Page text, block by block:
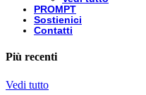
PROMPT
Sostienici
Contatti
Più recenti
Vedi tutto